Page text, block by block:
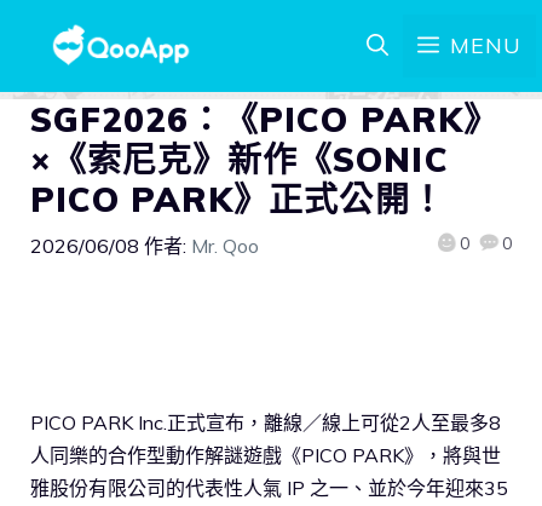
MENU
SGF2026：《PICO PARK》
×《索尼克》新作《SONIC
PICO PARK》正式公開！
2026/06/08 作者: Mr. Qoo 0 0
PICO PARK Inc.正式宣布，離線／線上可從2人至最多8
人同樂的合作型動作解謎遊戲《PICO PARK》，將與世
雅股份有限公司的代表性人氣 IP 之一、並於今年迎來35